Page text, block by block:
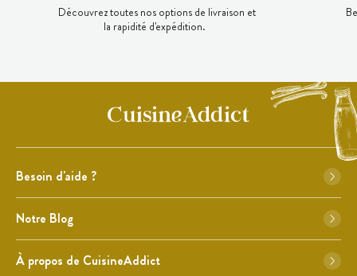
Découvrez toutes nos options de livraison et
la rapidité d'expédition.
Besoin d'aide ?
Notre Blog
À propos de CuisineAddict